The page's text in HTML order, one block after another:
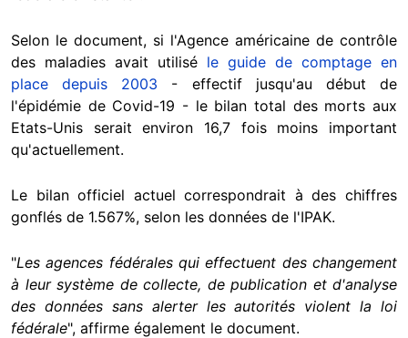
Selon le document, si l'Agence américaine de contrôle
des maladies avait utilisé le guide de comptage en
place depuis 2003 - effectif jusqu'au début de
l'épidémie de Covid-19 - le bilan total des morts aux
Etats-Unis serait environ 16,7 fois moins important
qu'actuellement.
Le bilan officiel actuel correspondrait à des chiffres
gonflés de 1.567%, selon les données de l'IPAK.
"Les agences fédérales qui effectuent des changement
à leur système de collecte, de publication et d'analyse
des données sans alerter les autorités violent la loi
fédérale", affirme également le document.